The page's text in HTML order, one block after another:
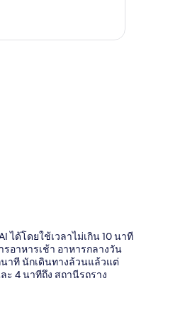
ด้โดยใช้เวลาไม่เกิน 10 นาที
อาหารเช้า อาหารกลางวัน
นาที นักเดินทางล้วนแล้วแต่
ะ 4 นาทีถึง สถานีรถราง